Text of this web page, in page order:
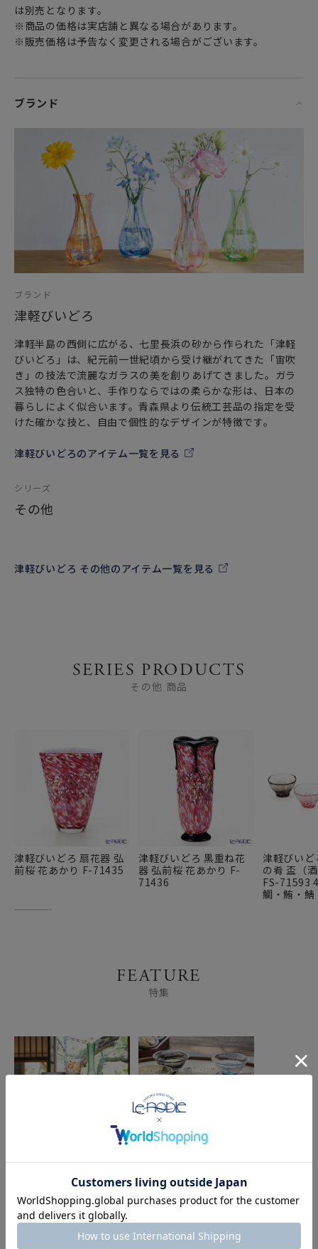
は別売となります。
※商品の価格は実店舗と異なる場合があります。
※販売価格は予告なく変更される場合がございます。
ブランド
ブランド
津軽びいどろ
津軽半島の西側に広がる、七里長浜の砂から作られた「津軽
びいどろ」は、紀元前一世紀頃から受け継がれてきた「宙吹
き」の技法で流麗なガラスの美を創りあげてきました。ガラ
ス独特の色合いと、手作りならではの柔らかな形は、日本の
暮らしによく似合います。青森県より伝統工芸品の指定を受
けた確かな技と、自由で個性的なデザインが特徴です。
津軽びいどろのアイテム一覧を見る
シリーズ
その他
津軽びいどろ その他のアイテム一覧を見る
SERIES PRODUCTS
その他 商品
津軽びいどろ 扇花器 弘
前桜 花あかり F-71435
津軽びいどろ 黒重ね花
器 弘前桜 花あかり F-
71436
津軽びい
の肴 盃（
FS-71593
鯛・鮪・鯖
FEATURE
特集
世界が認める「日本のブ
ランド食器」 ～和食
器・グラス～
専門店が選ぶ、日本酒に
おすすめしたい形状別
「ぐい呑み ＆ おちょ
こ」